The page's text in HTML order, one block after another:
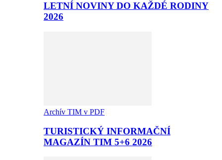
LETNÍ NOVINY DO KAŽDÉ RODINY
2026
Archív TIM v PDF
TURISTICKÝ INFORMAČNÍ
MAGAZÍN TIM 5+6 2026